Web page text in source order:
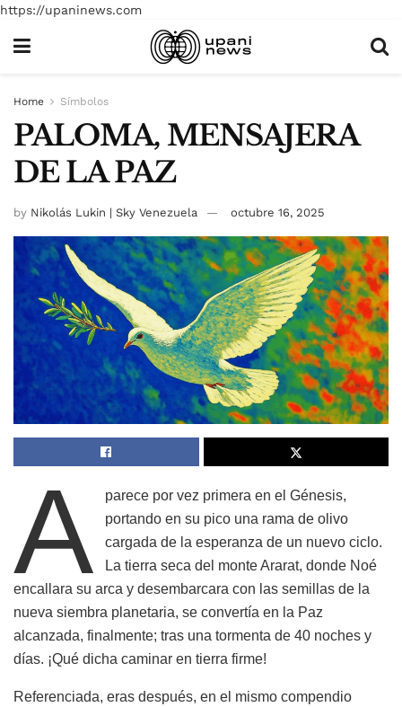
https://upaninews.com
Home Símbolos
PALOMA, MENSAJERA
DE LA PAZ
by Nikolás Lukin | Sky Venezuela octubre 16, 2025
A
parece por vez primera en el Génesis,
portando en su pico una rama de olivo
cargada de la esperanza de un nuevo ciclo.
La tierra seca del monte Ararat, donde Noé
encallara su arca y desembarcara con las semillas de la
nueva siembra planetaria, se convertía en la Paz
alcanzada, finalmente; tras una tormenta de 40 noches y
días. ¡Qué dicha caminar en tierra firme!
Referenciada, eras después, en el mismo compendio